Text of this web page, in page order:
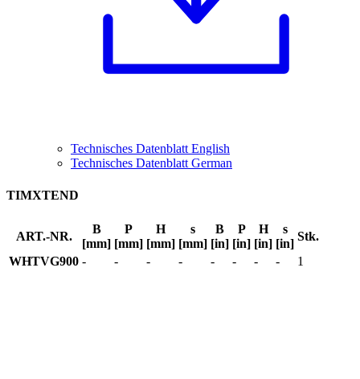
Technisches Datenblatt English
Technisches Datenblatt German
TIMXTEND
ART.-NR.
B
[mm]
P
[mm]
H
[mm]
s
[mm]
B
[in]
P
[in]
H
[in]
s
[in]
Stk.
WHTVG900 - - - - - - - - 1